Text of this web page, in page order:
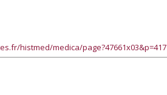
histmed/medica/page?47661x03&p=417